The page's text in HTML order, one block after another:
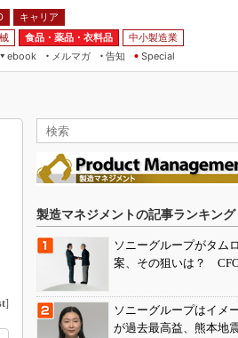
キャリア
食品・薬品・衣料品
中小製造業
ebook
メルマガ
告知 Special
]
製造マネジメントの記事ランキング
ソニーグループがタム
案、その狙いは？
ソニーグループはイメ
が過去最高益、熊本地